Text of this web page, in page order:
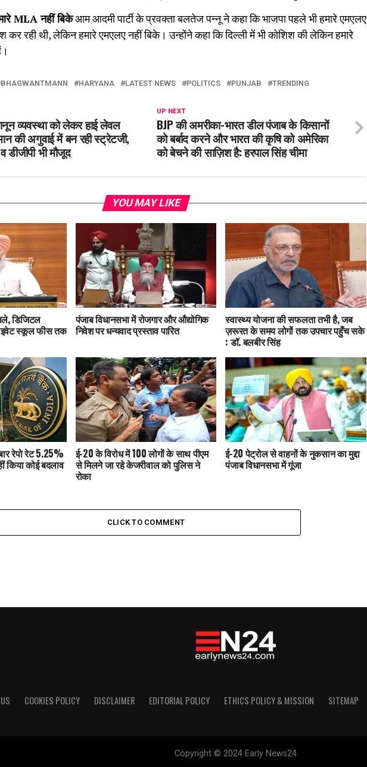
MLA नहीं बिकेआम आदमी पार्टी के प्रवक्ता बलतेज पन्नू ने कहा कि भाजपा पहले भी हमारे एमएलए
कर रही थी, लेकिन हमारे एमएलए नहीं बिके। उन्होंने कहा कि दिल्ली में भी कोशिश की लेकिन हमारे
BHAGWANTMANN HARYANA LATEST NEWS POLITICS PUNJAB TRENDING
UP NEXT
BJP की अमरीका-भारत डील पंजाब के किसानों
को बर्बाद करने और भारत की कृषि को अमेरिका
को बेचने की साज़िश है: हरपाल सिंह चीमा
व्यवस्था को लेकर हाई लेवल
की अगुवाई में बन रही स्ट्रेटजी,
भी मौजूद
YOU MAY LIKE
डिजिटल
स्कूल फीस तक
पंजाब विधानसभा में रोजगार और औद्योगिक
निवेश पर धन्यवाद प्रस्ताव पारित
स्वास्थ्य योजना की सफलता तभी है, जब
ज़रूरत के समय लोगों तक उपचार पहुँच सके
: डॉ. बलबीर सिंह
रेपो रेट 5.25%
किया कोई बदलाव
ई-20 के विरोध में 100 लोगों के साथ पीएम
से मिलने जा रहे केजरीवाल को पुलिस ने
रोका
ई-20 पेट्रोल से वाहनों के नुकसान का मुद्दा
पंजाब विधानसभा में गूंजा
CLICK TO COMMENT
COOKIES POLICY DISCLAIMER EDITORIAL POLICY ETHICS POLICY & MISSION SITEMAP
Copyright © 2024 Early News24